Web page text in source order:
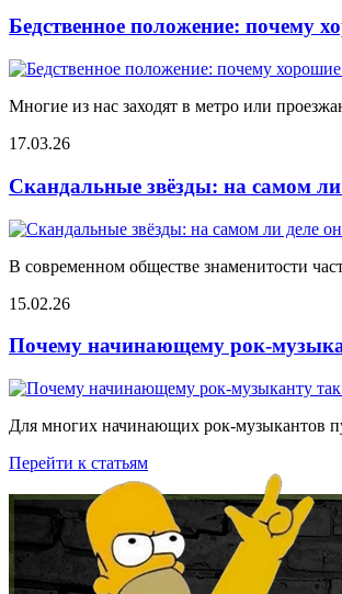
Бедственное положение: почему
Многие из нас заходят в метро или
17.03.26
Скандальные звёзды: на самом
В современном обществе знаменитости
15.02.26
Почему начинающему рок-
Для многих начинающих рок-музыкантов
Перейти к статьям